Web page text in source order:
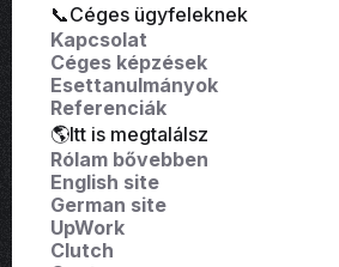
📞Céges ügyfeleknek
Kapcsolat
Céges képzések
Esettanulmányok
Referenciák
🌎Itt is megtalálsz
Rólam bővebben
English site
German site
UpWork
Clutch